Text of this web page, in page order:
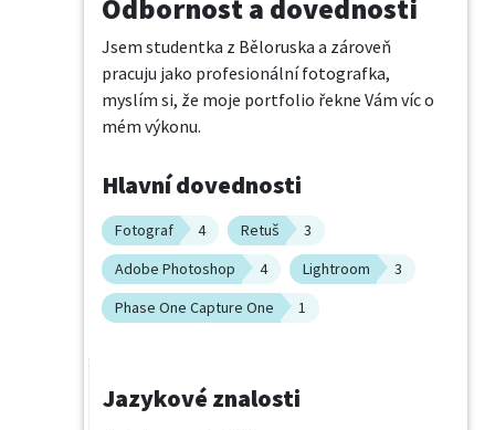
Odbornost a dovednosti
Jsem studentka z Běloruska a zároveň
pracuju jako profesionální fotografka,
myslím si, že moje portfolio řekne Vám víc o
mém výkonu.
Hlavní dovednosti
Fotograf 4 Retuš
3
Adobe Photoshop
4 Lightroom
3
Phase One Capture One
1
Jazykové znalosti